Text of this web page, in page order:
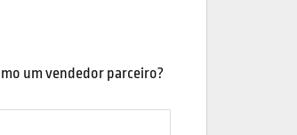
um vendedor parceiro?